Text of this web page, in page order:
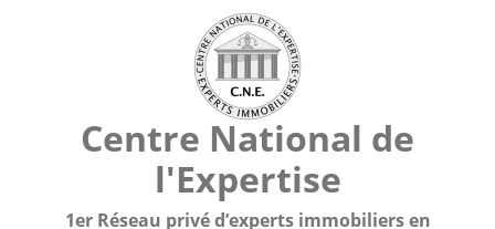
Centre National de
l'Expertise
1er Réseau privé d’experts immobiliers en